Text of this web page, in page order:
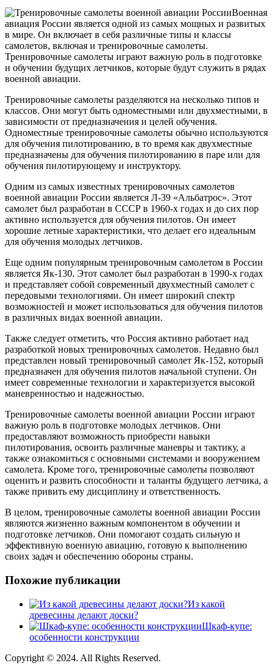
Военная
авиация России является одной из самых мощных и развитых
в мире. Он включает в себя различные типы и классы
самолетов, включая и тренировочные самолеты.
Тренировочные самолеты играют важную роль в подготовке
и обучении будущих летчиков, которые будут служить в рядах
военной авиации.
Тренировочные самолеты разделяются на несколько типов и
классов. Они могут быть одноместными или двухместными, в
зависимости от предназначения и целей обучения.
Одноместные тренировочные самолеты обычно используются
для обучения пилотированию, в то время как двухместные
предназначены для обучения пилотированию в паре или для
обучения пилотирующему и инструктору.
Одним из самых известных тренировочных самолетов
военной авиации России является Л-39 «Альбатрос». Этот
самолет был разработан в СССР в 1960-х годах и до сих пор
активно используется для обучения пилотов. Он имеет
хорошие летные характеристики, что делает его идеальным
для обучения молодых летчиков.
Еще одним популярным тренировочным самолетом в России
является Як-130. Этот самолет был разработан в 1990-х годах
и представляет собой современный двухместный самолет с
передовыми технологиями. Он имеет широкий спектр
возможностей и может использоваться для обучения пилотов
в различных видах военной авиации.
Также следует отметить, что Россия активно работает над
разработкой новых тренировочных самолетов. Недавно был
представлен новый тренировочный самолет Як-152, который
предназначен для обучения пилотов начальной ступени. Он
имеет современные технологии и характеризуется высокой
маневренностью и надежностью.
Тренировочные самолеты военной авиации России играют
важную роль в подготовке молодых летчиков. Они
предоставляют возможность приобрести навыки
пилотирования, освоить различные маневры и тактику, а
также ознакомиться с основными системами и вооружением
самолета. Кроме того, тренировочные самолеты позволяют
оценить и развить способности и таланты будущего летчика, а
также привить ему дисциплину и ответственность.
В целом, тренировочные самолеты военной авиации России
являются жизненно важным компонентом в обучении и
подготовке летчиков. Они помогают создать сильную и
эффективную военную авиацию, готовую к выполнению
своих задач и обеспечению обороны страны.
Похожие публикации
Из какой
древесины делают доски?
Шкаф-купе:
особенности конструкции
Copyright © 2024. All Rights Reserved.